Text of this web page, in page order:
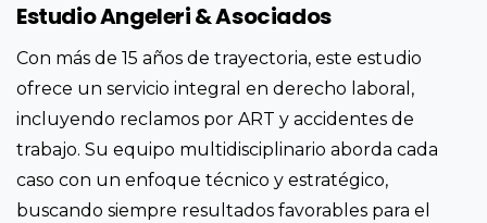
Estudio Angeleri & Asociados
Con más de 15 años de trayectoria, este estudio
ofrece un servicio integral en derecho laboral,
incluyendo reclamos por ART y accidentes de
trabajo. Su equipo multidisciplinario aborda cada
caso con un enfoque técnico y estratégico,
buscando siempre resultados favorables para el